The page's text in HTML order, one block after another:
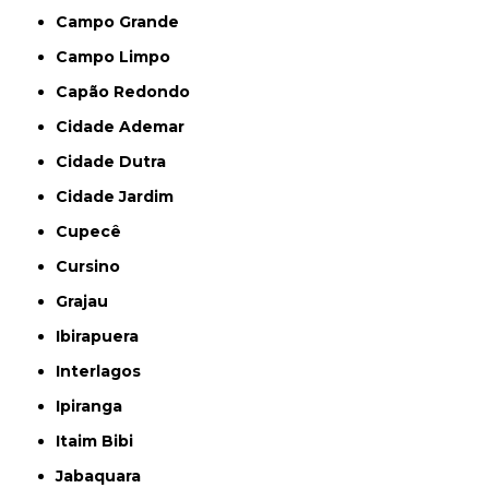
Campo Grande
Campo Limpo
Capão Redondo
Cidade Ademar
Cidade Dutra
Cidade Jardim
Cupecê
Cursino
Grajau
Ibirapuera
Interlagos
Ipiranga
Itaim Bibi
Jabaquara